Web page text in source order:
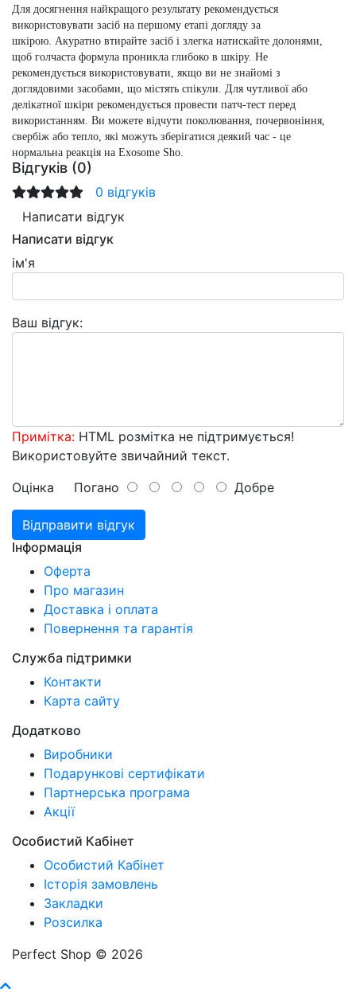
Для досягнення найкращого результату рекомендується
використовувати засіб на першому етапі догляду за
шкірою. Акуратно втирайте засіб і злегка натискайте долонями,
щоб голчаста формула проникла глибоко в шкіру. Не
рекомендується використовувати, якщо ви не знайомі з
доглядовими засобами, що містять спікули. Для чутливої або
делікатної шкіри рекомендується провести патч-тест перед
використанням. Ви можете відчути поколювання, почервоніння,
свербіж або тепло, які можуть зберігатися деякий час - це
нормальна реакція на Exosome Sho.
Відгуків (0)
0 відгуків
Написати відгук
Написати відгук
ім'я
Ваш відгук:
Примітка: HTML розмітка не підтримується!
Використовуйте звичайний текст.
Оцінка Погано Добре
Відправити відгук
Інформація
Оферта
Про магазин
Доставка і оплата
Повернення та гарантія
Служба підтримки
Контакти
Карта сайту
Додатково
Виробники
Подарункові сертифікати
Партнерська програма
Акції
Особистий Кабінет
Особистий Кабінет
Історія замовлень
Закладки
Розсилка
Perfect Shop © 2026